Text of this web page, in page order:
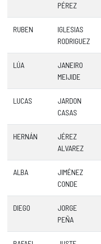
PÉREZ
RUBEN
IGLESIAS
RODRIGUEZ
LÚA
JANEIRO
MEIJIDE
LUCAS
JARDON
CASAS
HERNÁN
JÉREZ
ALVAREZ
ALBA
JIMÉNEZ
CONDE
DIEGO
JORGE
PEÑA